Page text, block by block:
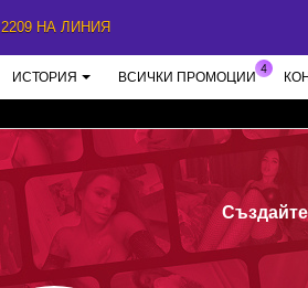
2209 НА ЛИНИЯ
ИСТОРИЯ ВСИЧКИ ПРОМОЦИИ